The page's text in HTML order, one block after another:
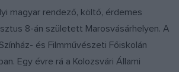
magyar rendező, költő, érdemes
8-án született Marosvásárhelyen. A
és Filmművészeti Főiskolán
Egy évre rá a Kolozsvári Állami